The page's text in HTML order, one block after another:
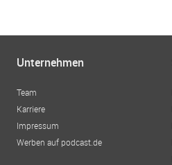
Unternehmen
Team
Karriere
Impressum
Werben auf podcast.de